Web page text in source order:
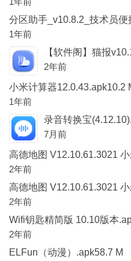
分区助手_v10.8.2_技术员便
1年前
【软件阁】猫报
2年前
小米计算器12.0.43.apk10.2
1年前
录音转换宝
7月前
高德地图 V12.10.61.3021
2年前
高德地图 V12.10.61.3021
2年前
Wifi钥匙精简版 10.10版本
2年前
ELFun（动漫）.apk58.7 M